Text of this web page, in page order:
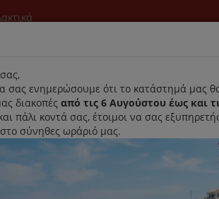
Παραλαβή-
σας ενημερώσουμε ότι το κατάστημά μας θα
διακοπές από τις 6 Αυγούστου έως και
πάλι κοντά σας, έτοιμοι να σας
στο σύνηθες ωράριό μας.